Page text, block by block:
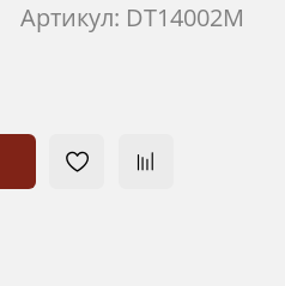
Артикул: DT14002M